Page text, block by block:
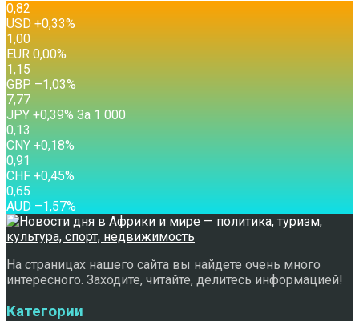
0,82
USD +0,33%
1,00
EUR 0,00%
1,15
GBP –1,03%
7,77
JPY +0,39% За 1 000
0,13
CNY +0,18%
0,91
CHF +0,45%
0,65
AUD –1,57%
На страницах нашего сайта вы найдете очень много
интересного. Заходите, читайте, делитесь информацией!
Категории